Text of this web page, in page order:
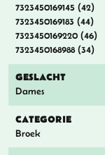
7323450169145 (42)
7323450169183 (44)
7323450169220 (46)
7323450168988 (34)
GESLACHT
Dames
CATEGORIE
Broek